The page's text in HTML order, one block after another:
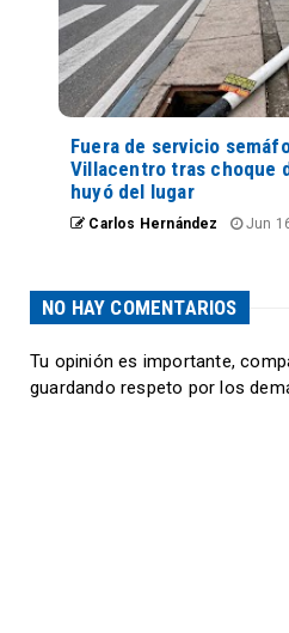
Fuera de servicio
Villacentro tras choque
huyó del lugar
Carlos Hernández Jun
NO HAY COMENTARIOS
Tu opinión es importante,
guardando respeto por los